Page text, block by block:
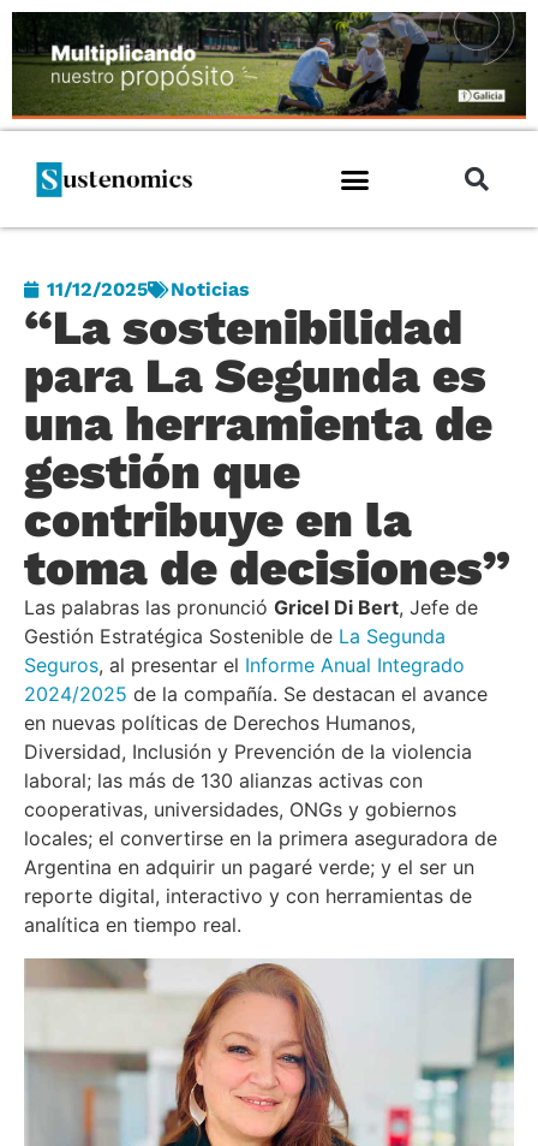
11/12/2025 Noticias
“La sostenibilidad
para La Segunda es
una herramienta de
gestión que
contribuye en la
toma de decisiones”
Las palabras las pronunció Gricel Di Bert, Jefe de
Gestión Estratégica Sostenible de La Segunda
Seguros, al presentar el Informe Anual Integrado
2024/2025 de la compañía. Se destacan el avance
en nuevas políticas de Derechos Humanos,
Diversidad, Inclusión y Prevención de la violencia
laboral; las más de 130 alianzas activas con
cooperativas, universidades, ONGs y gobiernos
locales; el convertirse en la primera aseguradora de
Argentina en adquirir un pagaré verde; y el ser un
reporte digital, interactivo y con herramientas de
analítica en tiempo real.